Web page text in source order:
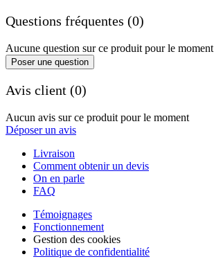
Questions fréquentes (0)
Aucune question sur ce produit pour le moment
Poser une question
Avis client (0)
Aucun avis sur ce produit pour le moment
Déposer un avis
Livraison
Comment obtenir un devis
On en parle
FAQ
Témoignages
Fonctionnement
Gestion des cookies
Politique de confidentialité